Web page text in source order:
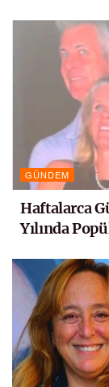
GÜNDEM
Haftalarca
Yılında